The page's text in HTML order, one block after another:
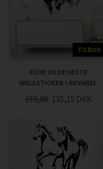
TILBUD
FLOK VILDE HESTE
WALLSTICKER I AKVAREL
159,00 135,15 DKK